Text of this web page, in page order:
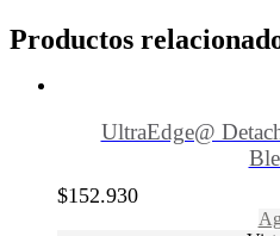
Productos
UltraEdge@
$152.930